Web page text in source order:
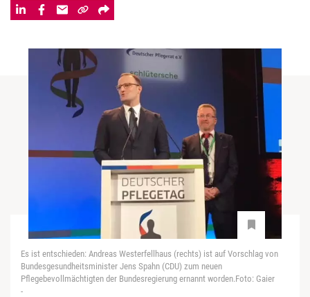
Es ist entschieden: Andreas Westerfellhaus (rechts) ist auf Vorschlag von
Bundesgesundheitsminister Jens Spahn (CDU) zum neuen
Pflegebevollmächtigten der Bundesregierung ernannt worden.Foto: Gaier
-